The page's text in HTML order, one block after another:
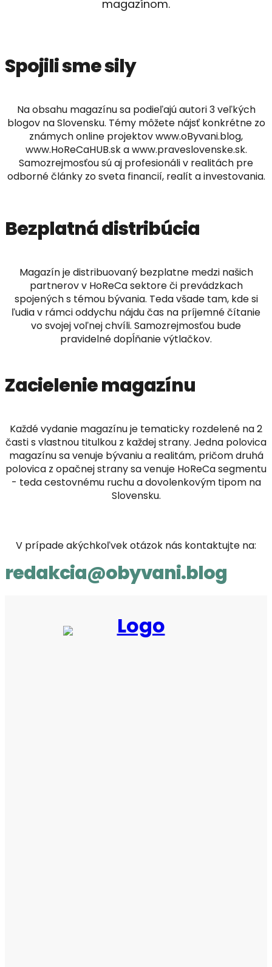
magazínom.
Spojili sme sily
Na obsahu magazínu sa podieľajú autori 3 veľkých
blogov na Slovensku. Témy môžete nájsť konkrétne zo
známych online projektov www.oByvani.blog,
www.HoReCaHUB.sk a www.praveslovenske.sk.
Samozrejmosťou sú aj profesionáli v realitách pre
odborné články zo sveta financií, realít a investovania.
Bezplatná distribúcia
Magazín je distribuovaný bezplatne medzi našich
partnerov v HoReCa sektore či prevádzkach
spojených s témou bývania. Teda všade tam, kde si
ľudia v rámci oddychu nájdu čas na príjemné čítanie
vo svojej voľnej chvíli. Samozrejmosťou bude
pravidelné dopĺňanie výtlačkov.
Zacielenie magazínu
Každé vydanie magazínu je tematicky rozdelené na 2
časti s vlastnou titulkou z každej strany. Jedna polovica
magazínu sa venuje bývaniu a realitám, pričom druhá
polovica z opačnej strany sa venuje HoReCa segmentu
- teda cestovnému ruchu a dovolenkovým tipom na
Slovensku.
V prípade akýchkoľvek otázok nás kontaktujte na:
redakcia@obyvani.blog